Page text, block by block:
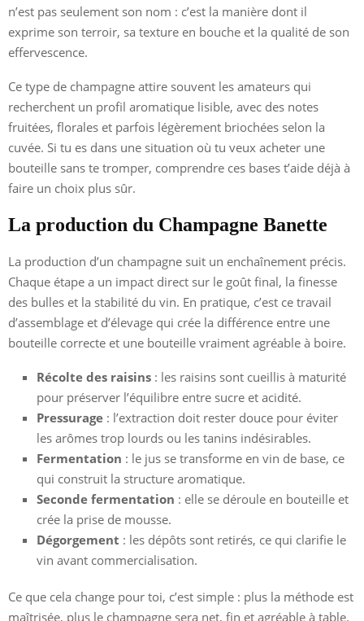
n’est pas seulement son nom : c’est la manière dont il
exprime son terroir, sa texture en bouche et la qualité de son
effervescence.
Ce type de champagne attire souvent les amateurs qui
recherchent un profil aromatique lisible, avec des notes
fruitées, florales et parfois légèrement briochées selon la
cuvée. Si tu es dans une situation où tu veux acheter une
bouteille sans te tromper, comprendre ces bases t’aide déjà à
faire un choix plus sûr.
La production du Champagne Banette
La production d’un champagne suit un enchaînement précis.
Chaque étape a un impact direct sur le goût final, la finesse
des bulles et la stabilité du vin. En pratique, c’est ce travail
d’assemblage et d’élevage qui crée la différence entre une
bouteille correcte et une bouteille vraiment agréable à boire.
Récolte des raisins : les raisins sont cueillis à maturité
pour préserver l’équilibre entre sucre et acidité.
Pressurage : l’extraction doit rester douce pour éviter
les arômes trop lourds ou les tanins indésirables.
Fermentation : le jus se transforme en vin de base, ce
qui construit la structure aromatique.
Seconde fermentation : elle se déroule en bouteille et
crée la prise de mousse.
Dégorgement : les dépôts sont retirés, ce qui clarifie le
vin avant commercialisation.
Ce que cela change pour toi, c’est simple : plus la méthode est
maîtrisée, plus le champagne sera net, fin et agréable à table.